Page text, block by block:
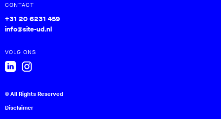
CONTACT
+31 20 6231 459
info@site-ud.nl
VOLG ONS
© All Rights Reserved
Disclaimer